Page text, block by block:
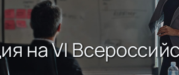
на VI